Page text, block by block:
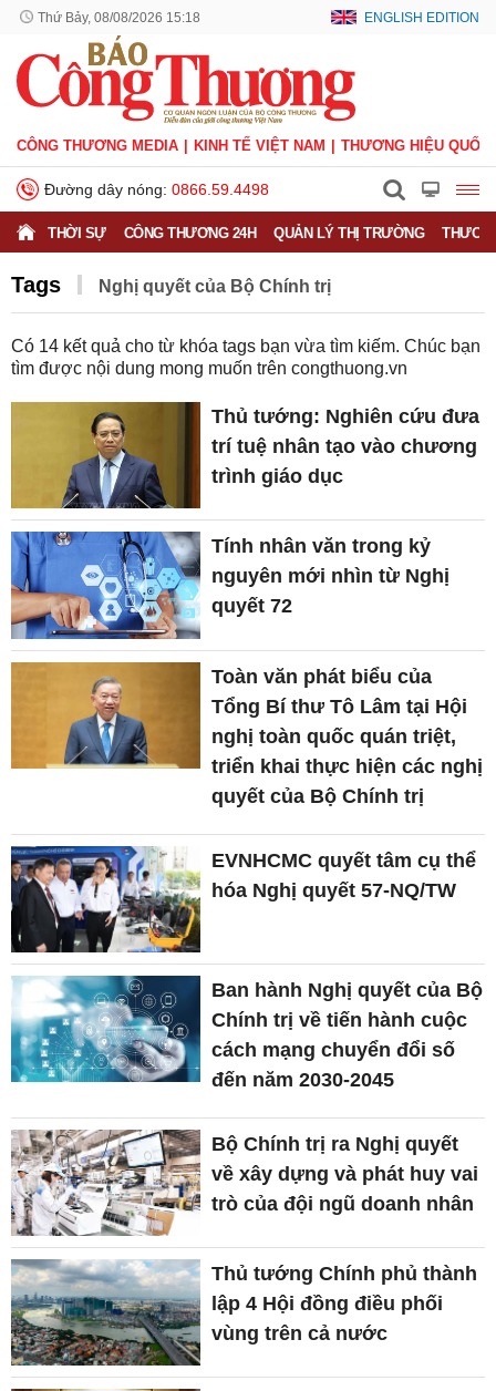
Thứ Bảy, 08/08/2026 15:18 ENGLISH EDITION
CÔNG THƯƠNG MEDIA KINH TẾ VIỆT NAM THƯƠNG HIỆU QUỐC
Đường dây nóng: 0866.59.4498
THỜI SỰ CÔNG THƯƠNG 24H QUẢN LÝ THỊ TRƯỜNG
Tags Nghị quyết của Bộ Chính trị
Có 14 kết quả cho từ khóa tags bạn vừa tìm kiếm. Chúc bạn
tìm được nội dung mong muốn trên congthuong.vn
Thủ tướng: Nghiên cứu đưa
trí tuệ nhân tạo vào chương
trình giáo dục
Tính nhân văn trong kỷ
nguyên mới nhìn từ Nghị
quyết 72
Toàn văn phát biểu của
Tổng Bí thư Tô Lâm tại Hội
nghị toàn quốc quán triệt,
triển khai thực hiện các nghị
quyết của Bộ Chính trị
EVNHCMC quyết tâm cụ thể
hóa Nghị quyết 57-NQ/TW
Ban hành Nghị quyết của Bộ
Chính trị về tiến hành cuộc
cách mạng chuyển đổi số
đến năm 2030-2045
Bộ Chính trị ra Nghị quyết
về xây dựng và phát huy vai
trò của đội ngũ doanh nhân
Thủ tướng Chính phủ thành
lập 4 Hội đồng điều phối
vùng trên cả nước